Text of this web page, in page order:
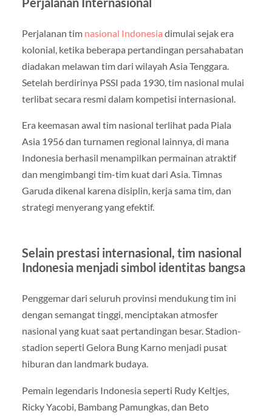
Perjalanan tim nasional Indonesia dimulai sejak era
kolonial, ketika beberapa pertandingan persahabatan
diadakan melawan tim dari wilayah Asia Tenggara.
Setelah berdirinya PSSI pada 1930, tim nasional mulai
terlibat secara resmi dalam kompetisi internasional.
Era keemasan awal tim nasional terlihat pada Piala
Asia 1956 dan turnamen regional lainnya, di mana
Indonesia berhasil menampilkan permainan atraktif
dan mengimbangi tim-tim kuat dari Asia. Timnas
Garuda dikenal karena disiplin, kerja sama tim, dan
strategi menyerang yang efektif.
Selain prestasi internasional, tim nasional
Indonesia menjadi simbol identitas bangsa
Penggemar dari seluruh provinsi mendukung tim ini
dengan semangat tinggi, menciptakan atmosfer
nasional yang kuat saat pertandingan besar. Stadion-
stadion seperti Gelora Bung Karno menjadi pusat
hiburan dan landmark budaya.
Pemain legendaris Indonesia seperti Rudy Keltjes,
Ricky Yacobi, Bambang Pamungkas, dan Beto